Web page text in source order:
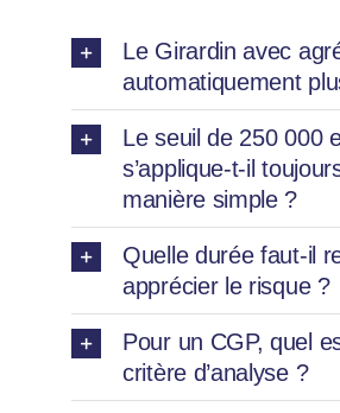
Le Girardin avec
automatiquement
Le seuil de 250 000
s’applique-t-il
manière simple ?
Quelle durée faut-il
apprécier le risque ?
Pour un CGP, quel
critère d’analyse ?